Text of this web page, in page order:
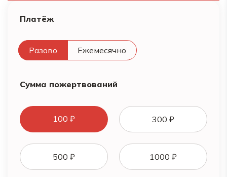
Платёж
Разово Ежемесячно
Сумма пожертвований
100 ₽ 300 ₽
500 ₽ 1000 ₽